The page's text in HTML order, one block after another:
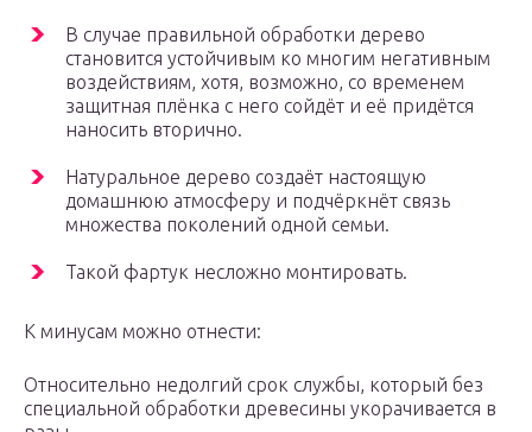
В случае правильной обработки дерево
становится устойчивым ко многим негативным
воздействиям, хотя, возможно, со временем
защитная плёнка с него сойдёт и её придётся
наносить вторично.
Натуральное дерево создаёт настоящую
домашнюю атмосферу и подчёркнёт связь
множества поколений одной семьи.
Такой фартук несложно монтировать.
К минусам можно отнести:
Относительно недолгий срок службы, который без
специальной обработки древесины укорачивается в